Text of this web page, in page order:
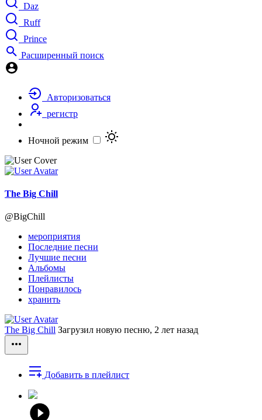
Daz
Ruff
Prince
Расширенный поиск
Авторизоваться
регистр
Ночной режим
The Big Chill
@BigChill
мероприятия
Последние песни
Лучшие песни
Альбомы
Плейлисты
Понравилось
хранить
The Big Chill Загрузил новую песню, 2 лет назад
Добавить в плейлист